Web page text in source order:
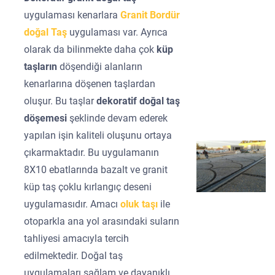
uygulaması kenarlaraGranit Bordür
doğal Taş uygulaması var. Ayrıca
olarak da bilinmekte daha çok küp
taşların döşendiği alanların
kenarlarına döşenen taşlardan
oluşur. Bu taşlardekoratif doğal taş
döşemesişeklinde devam ederek
yapılan işin kaliteli oluşunu ortaya
çıkarmaktadır. Bu uygulamanın
8X10 ebatlarında bazalt ve granit
küp taş çoklu kırlangıç deseni
uygulamasıdır. Amacıoluk taşı ile
otoparkla ana yol arasındaki suların
tahliyesi amacıyla tercih
edilmektedir. Doğal taş